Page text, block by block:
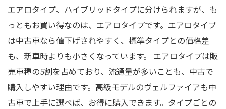
エアロタイプ、ハイブリッドタイプに分けられますが、も
っともお買い得なのは、エアロタイプです。エアロタイプ
は中古車なら値下げされやすく、標準タイプとの価格差
も、新車時よりも小さくなっています。 エアロタイプは販
売車種の5割を占めており、流通量が多いことも、中古で
購入しやすい理由です。高級モデルのヴェルファイアも中
古車で上手に選べば、お得に購入できます。タイプごとの